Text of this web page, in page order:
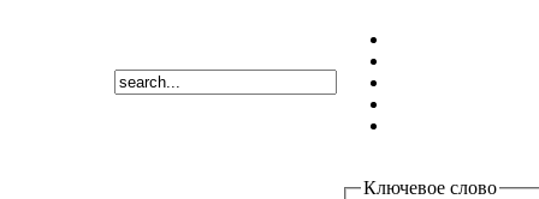
Ключевое слово